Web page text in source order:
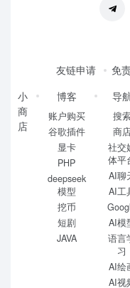
友链申请 免
小
商
店
博客
账户购买
谷歌插件
显卡
PHP
deepseek
模型
挖币
短剧
JAVA
导
搜
商
社交
体平
AI聊
AI工
AI模
语言
习
AI绘
AI视